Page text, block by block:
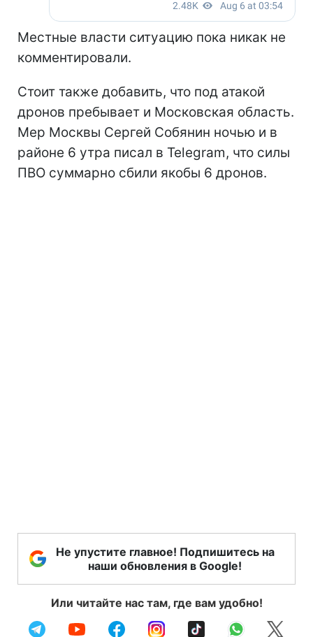
Местные власти ситуацию пока никак не
комментировали.
Стоит также добавить, что под атакой
дронов пребывает и Московская область.
Мер Москвы Сергей Собянин ночью и в
районе 6 утра писал в Telegram, что силы
ПВО суммарно сбили якобы 6 дронов.
Не упустите главное! Подпишитесь на
наши обновления в Google!
Или читайте нас там, где вам удобно!